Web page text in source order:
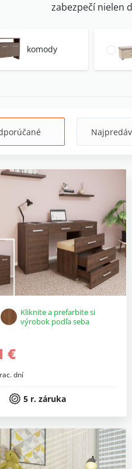
zabezpečí nielen
komody
Kliknite a prefarbite si
výrobok podľa seba
€
dní
5 r. záruka